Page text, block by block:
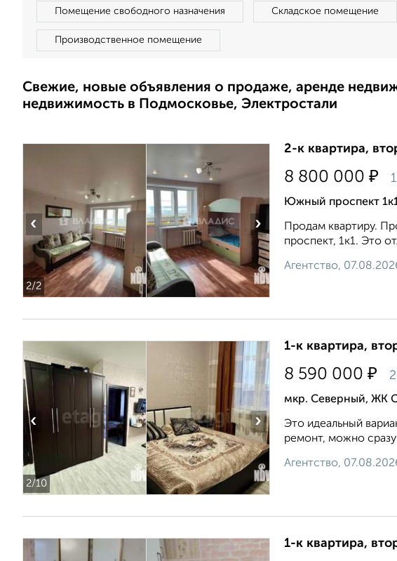
Помещение свободного назначения Складское помещение
Производственное помещение
Свежие, новые объявления о продаже, аренде
недвижимость в Подмосковье, Электростали
2/2
‹ ›
2-к квартира,
8 800 000 ₽
Южный проспект
Продам квартиру.
проспект, 1к1. Это
Агентство,
2/10
‹ ›
1-к квартира,
8 590 000 ₽
мкр. Северный, ЖК
Это идеальный
ремонт, можно сразу
Агентство,
1-к квартира,